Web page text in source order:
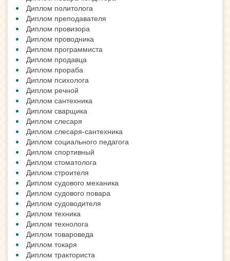
Диплом политолога
Диплом преподавателя
Диплом провизора
Диплом проводника
Диплом программиста
Диплом продавца
Диплом прораба
Диплом психолога
Диплом речной
Диплом сантехника
Диплом сварщика
Диплом слесаря
Диплом слесаря-сантехника
Диплом социального педагога
Диплом спортивный
Диплом стоматолога
Диплом строителя
Диплом судового механика
Диплом судового повара
Диплом судоводителя
Диплом техника
Диплом технолога
Диплом товароведа
Диплом токаря
Диплом тракториста